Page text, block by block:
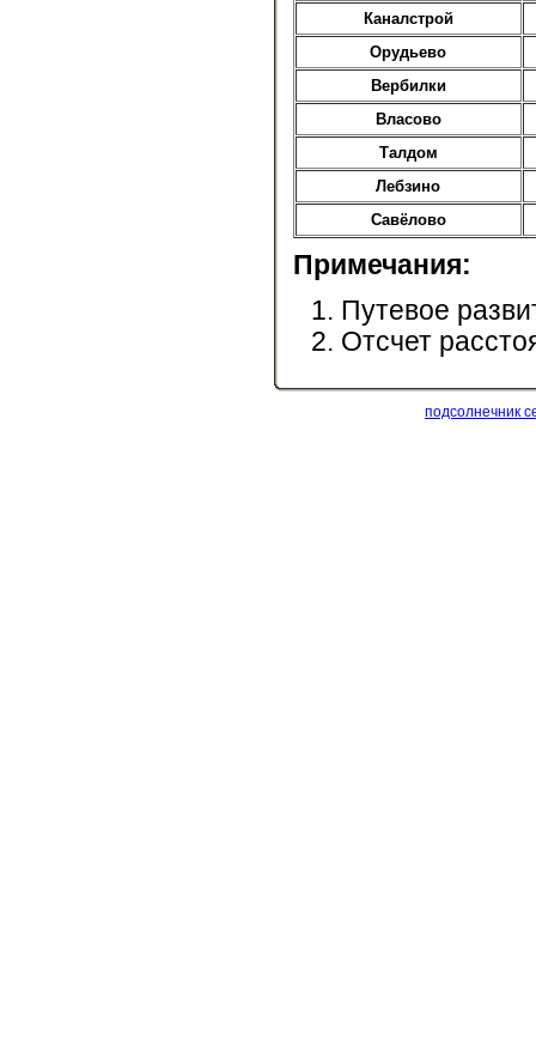
Каналстрой
Орудьево
Вербилки
Власово
Талдом
Лебзино
Савёлово
Примечания:
Путевое
Отсчет
подсолнечник